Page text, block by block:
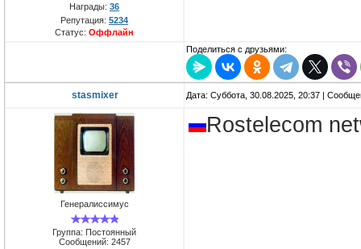
Награды: 36
Репутация: 5234
Статус: Оффлайн
Поделиться с друзьями:
stasmixer Дата: Суббота, 30.08.2025, 20:37 |
Генералиссимус
Группа: Постоянный
Сообщений: 2457
Rostelecom